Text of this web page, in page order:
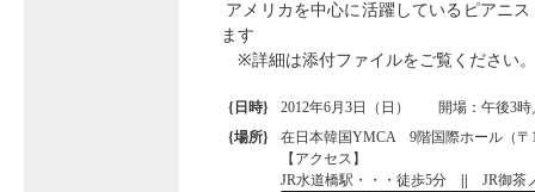
アメリカを中心に活躍しているピアニ
ます
※詳細は添付ファイルをご覧ください。
{日時}
2012年6月3日（日） 開場：午後3時
{場所}
在日本韓国YMCA 9階国際ホール（〒
【アクセス】
JR水道橋駅・・・徒歩5分
JR御茶